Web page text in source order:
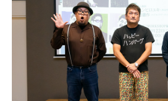
FREE SCHOOL
STORE